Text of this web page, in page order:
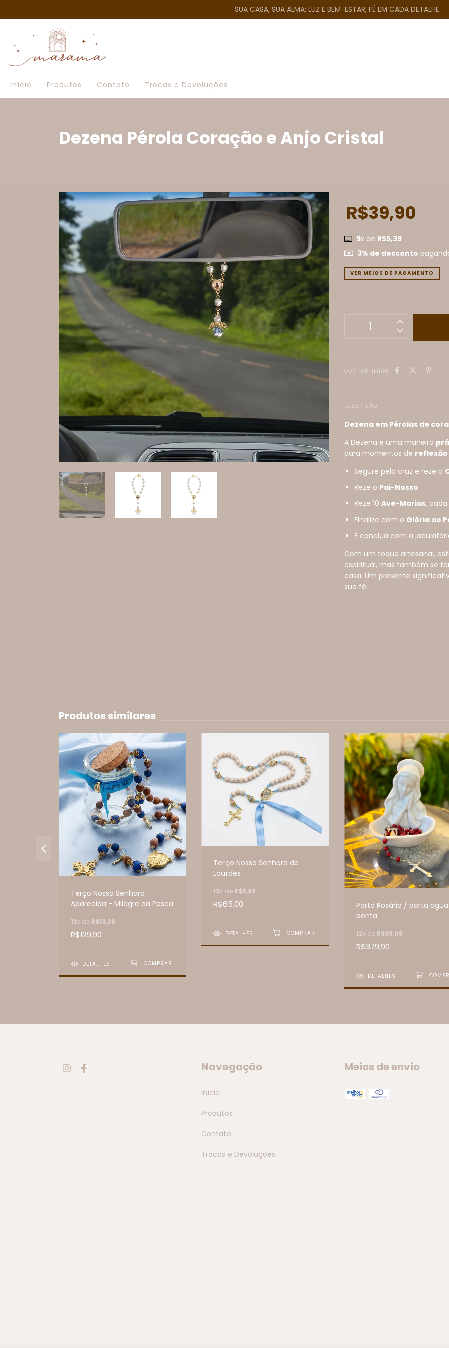
SUA CASA, SUA ALMA: LUZ E BEM-ESTAR, FÉ EM CADA DETALHE
Início Produtos Contato Trocas e Devoluções
Dezena Pérola Coração e Anjo Cristal
R$39,90
9x de R$5,39
3% de desconto
VER MEIOS DE PAGAMENTO
COMPARTILHAR
DESCRIÇÃO
Dezena em Pérolas de
A Dezena é uma maneira
para momentos de reflexão
Segure pela cruz e reze o
Reze o Pai-Nosso
Reze 10 Ave-Marias,
Finalize com o Glória ao
E conclua com a
Com um toque artesanal,
espiritual, mas também se
casa. Um presente
sua fé.
Produtos similares
Terço Nossa Senhora
Aparecida - Milagre da Pesca
12x de R$13,36
R$129,90
DETALHES
Terço Nossa Senhora de
Lourdes
12x de R$6,69
R$65,00
DETALHES
Porta Rosário / porta água
benta
12x de R$39,08
R$379,90
DETALHES
Navegação
Início
Produtos
Contato
Trocas e Devoluções
Meios de envio